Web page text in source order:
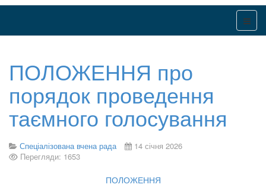
ПОЛОЖЕННЯ про
порядок проведення
таємного голосування
Спеціалізована вчена рада
14 січня 2026
Перегляди: 1653
ПОЛОЖЕННЯ